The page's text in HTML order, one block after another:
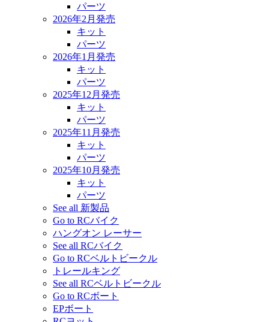
パーツ
2026年2月発売
キット
パーツ
2026年1月発売
キット
パーツ
2025年12月発売
キット
パーツ
2025年11月発売
キット
パーツ
2025年10月発売
キット
パーツ
See all 新製品
Go to RCバイク
ハングオン レーサー
See all RCバイク
Go to RCベルトビークル
トレールキング
See all RCベルトビークル
Go to RCボート
EPボート